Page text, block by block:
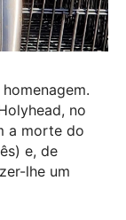
no
a morte do
e, de
lhe um